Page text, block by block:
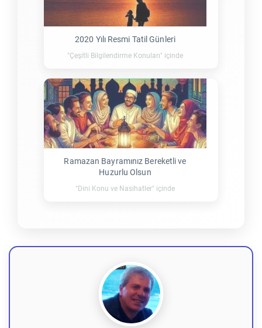
2020 Yılı Resmi Tatil Günleri
"Çeşitli Bilgilendirme Konuları" içinde
Ramazan Bayramınız Bereketli ve
Huzurlu Olsun
"Dini Konu ve Nasihatler" içinde